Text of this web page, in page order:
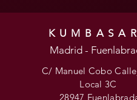
Madrid -
C/ Manuel Cobo
Local 3C
28947